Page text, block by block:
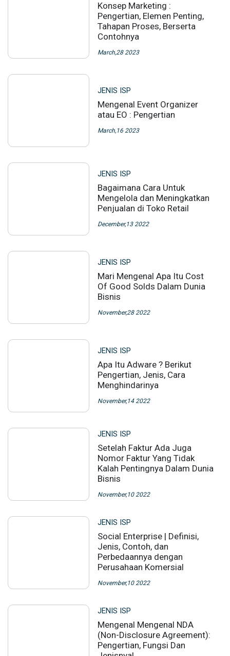
Konsep Marketing :
Pengertian, Elemen Penting,
Tahapan Proses, Berserta
Contohnya
March,28 2023
JENIS ISP
Mengenal Event Organizer
atau EO : Pengertian
March,16 2023
JENIS ISP
Bagaimana Cara Untuk
Mengelola dan Meningkatkan
Penjualan di Toko Retail
December,13 2022
JENIS ISP
Mari Mengenal Apa Itu Cost
Of Good Solds Dalam Dunia
Bisnis
November,28 2022
JENIS ISP
Apa Itu Adware ? Berikut
Pengertian, Jenis, Cara
Menghindarinya
November,14 2022
JENIS ISP
Setelah Faktur Ada Juga
Nomor Faktur Yang Tidak
Kalah Pentingnya Dalam Dunia
Bisnis
November,10 2022
JENIS ISP
Social Enterprise | Definisi,
Jenis, Contoh, dan
Perbedaannya dengan
Perusahaan Komersial
November,10 2022
JENIS ISP
Mengenal Mengenal NDA
(Non-Disclosure Agreement):
Pengertian, Fungsi Dan